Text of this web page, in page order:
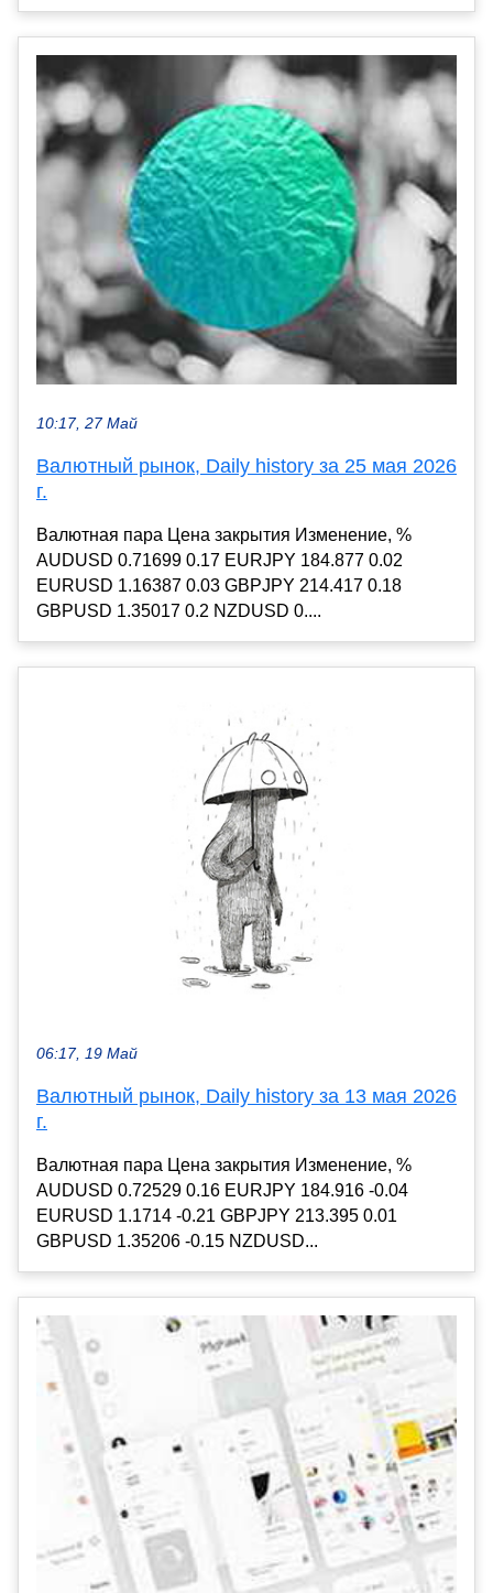
10:17, 27 Май
Валютный рынок, Daily history за 25 мая 2026
г.
Валютная пара Цена закрытия Изменение, %
AUDUSD 0.71699 0.17 EURJPY 184.877 0.02
EURUSD 1.16387 0.03 GBPJPY 214.417 0.18
GBPUSD 1.35017 0.2 NZDUSD 0....
06:17, 19 Май
Валютный рынок, Daily history за 13 мая 2026
г.
Валютная пара Цена закрытия Изменение, %
AUDUSD 0.72529 0.16 EURJPY 184.916 -0.04
EURUSD 1.1714 -0.21 GBPJPY 213.395 0.01
GBPUSD 1.35206 -0.15 NZDUSD...